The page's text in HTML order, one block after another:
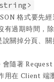
格式要先經
有過期時間，
說關掉分頁、
隨著 Request
用在 Client 端